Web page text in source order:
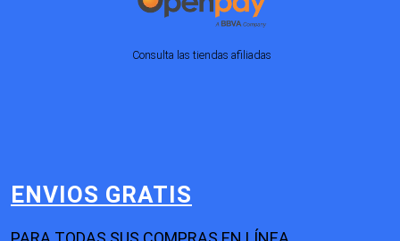
Consulta las tiendas afiliadas
ENVIOS GRATIS